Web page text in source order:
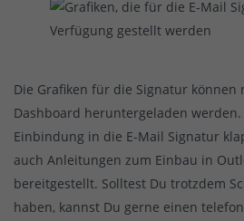
Die Grafiken für die Signatur
Dashboard heruntergeladen
Einbindung in die E-Mail Signatur
auch Anleitungen zum Einbau in
bereitgestellt. Solltest Du trotzdem
haben, kannst Du gerne einen